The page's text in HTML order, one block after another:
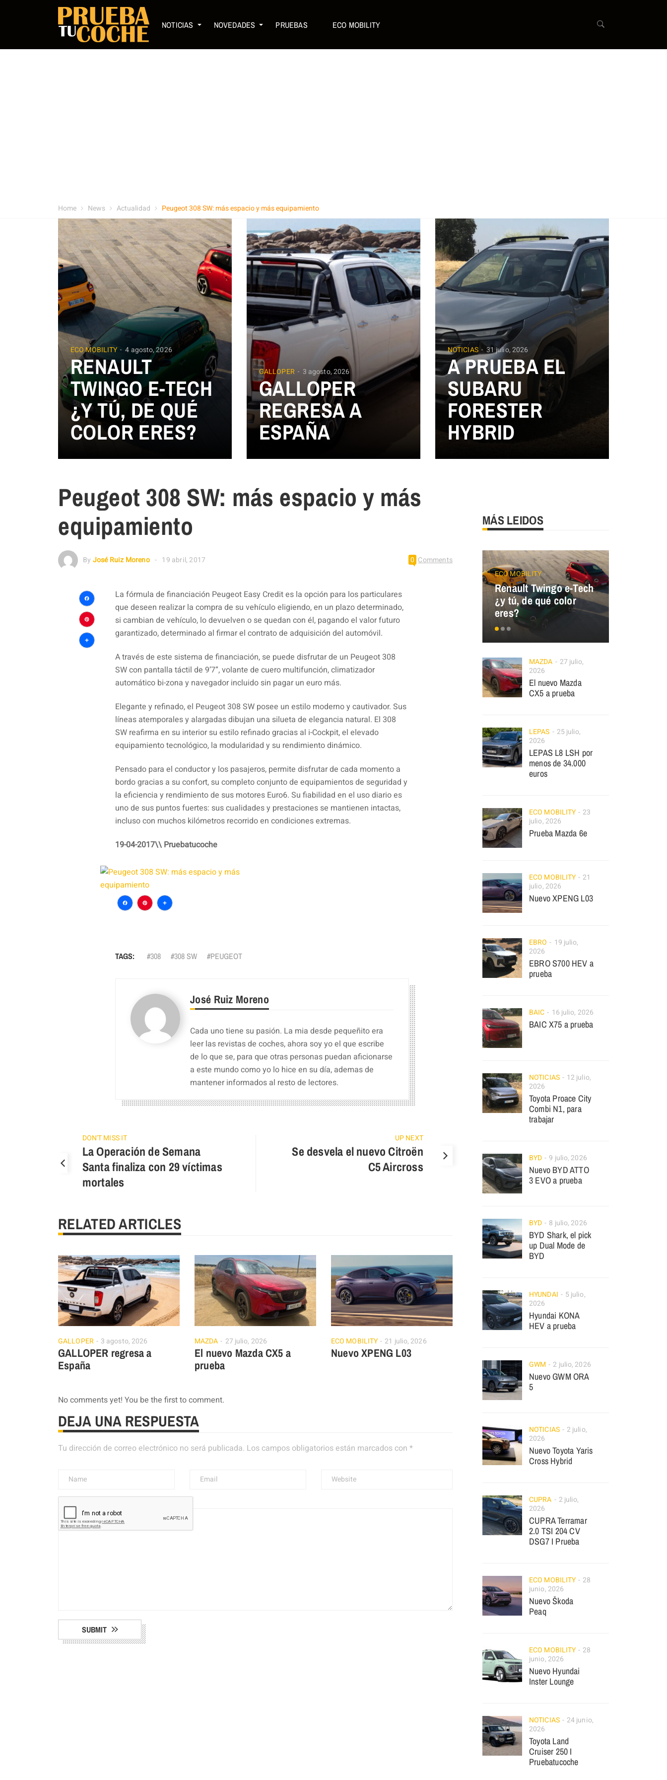
NOTICIAS NOVEDADES PRUEBAS ECO MOBILITY
Home News Actualidad Peugeot 308 SW: más espacio y más equipamiento
ECO MOBILITY 4 agosto, 2026
RENAULT
TWINGO E-TECH
¿Y TÚ, DE QUÉ
COLOR ERES?
GALLOPER 3 agosto, 2026
GALLOPER
REGRESA A
ESPAÑA
NOTICIAS 31 julio, 2026
A PRUEBA EL
SUBARU
FORESTER
HYBRID
Peugeot 308 SW: más espacio y más
equipamiento
By José Ruiz Moreno 19 abril, 2017 0 Comments
Facebook
Pinterest
Compartir
La fórmula de financiación Peugeot Easy Credit es la opción para los particulares
que deseen realizar la compra de su vehículo eligiendo, en un plazo determinado,
si cambian de vehículo, lo devuelven o se quedan con él, pagando el valor futuro
garantizado, determinado al firmar el contrato de adquisición del automóvil.
A través de este sistema de financiación, se puede disfrutar de un Peugeot 308
SW con pantalla táctil de 9’7”, volante de cuero multifunción, climatizador
automático bi-zona y navegador incluido sin pagar un euro más.
Elegante y refinado, el Peugeot 308 SW posee un estilo moderno y cautivador. Sus
líneas atemporales y alargadas dibujan una silueta de elegancia natural. El 308
SW reafirma en su interior su estilo refinado gracias al i-Cockpit, el elevado
equipamiento tecnológico, la modularidad y su rendimiento dinámico.
Pensado para el conductor y los pasajeros, permite disfrutar de cada momento a
bordo gracias a su confort, su completo conjunto de equipamientos de seguridad y
la eficiencia y rendimiento de sus motores Euro6. Su fiabilidad en el uso diario es
uno de sus puntos fuertes: sus cualidades y prestaciones se mantienen intactas,
incluso con muchos kilómetros recorrido en condiciones extremas.
19-04-2017\\ Pruebatucoche
Facebook
Pinterest
Compartir
TAGS: 308 308 SW PEUGEOT
José Ruiz Moreno
Cada uno tiene su pasión. La mia desde pequeñito era
leer las revistas de coches, ahora soy yo el que escribe
de lo que se, para que otras personas puedan aficionarse
a este mundo como yo lo hice en su día, ademas de
mantener informados al resto de lectores.
DON'T MISS IT
La Operación de Semana
Santa finaliza con 29 víctimas
mortales
UP NEXT
Se desvela el nuevo Citroën
C5 Aircross
RELATED ARTICLES
GALLOPER 3 agosto, 2026
GALLOPER regresa a
España
MAZDA 27 julio, 2026
El nuevo Mazda CX5 a
prueba
ECO MOBILITY 21 julio, 2026
Nuevo XPENG L03
No comments yet! You be the first to comment.
DEJA UNA RESPUESTA
Tu dirección de correo electrónico no será publicada. Los campos obligatorios están marcados con *
SUBMIT
MÁS LEIDOS
ECO MOBILITY
Renault Twingo e-Tech
¿y tú, de qué color
eres?
MAZDA
27 julio,
2026
El nuevo Mazda
CX5 a prueba
LEPAS
25 julio,
2026
LEPAS L8 LSH por
menos de 34.000
euros
ECO MOBILITY
23
julio, 2026
Prueba Mazda 6e
ECO MOBILITY
21
julio, 2026
Nuevo XPENG L03
EBRO
19 julio,
2026
EBRO S700 HEV a
prueba
BAIC 16 julio, 2026
BAIC X75 a prueba
NOTICIAS
12 julio,
2026
Toyota Proace City
Combi N1, para
trabajar
BYD 9 julio, 2026
Nuevo BYD ATTO
3 EVO a prueba
BYD 8 julio, 2026
BYD Shark, el pick
up Dual Mode de
BYD
HYUNDAI
5 julio,
2026
Hyundai KONA
HEV a prueba
GWM 2 julio, 2026
Nuevo GWM ORA
5
NOTICIAS
2 julio,
2026
Nuevo Toyota Yaris
Cross Hybrid
CUPRA
2 julio,
2026
CUPRA Terramar
2.0 TSI 204 CV
DSG7 I Prueba
ECO MOBILITY
28
junio, 2026
Nuevo Škoda
Peaq
ECO MOBILITY
28
junio, 2026
Nuevo Hyundai
Inster Lounge
NOTICIAS
24 junio,
2026
Toyota Land
Cruiser 250 I
Pruebatucoche